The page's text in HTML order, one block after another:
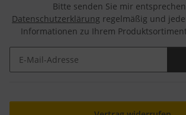
Bitte senden Sie mir
Datenschutzerklärung regelmäßig und
Informationen zu Ihrem